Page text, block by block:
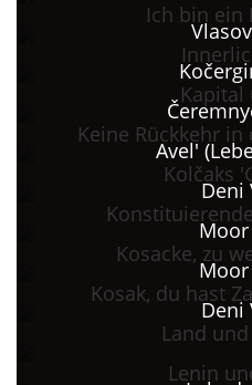
Ich bin ein
Kapital
Keine Rückkehr
Avel'
Kolčaks
Deni
Moor
Kosacke, zu
Moor
Kosak, du hast
Deni
Land
Lenin